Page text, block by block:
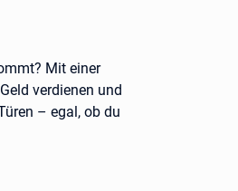
Mit einer
verdienen und
– egal, ob du